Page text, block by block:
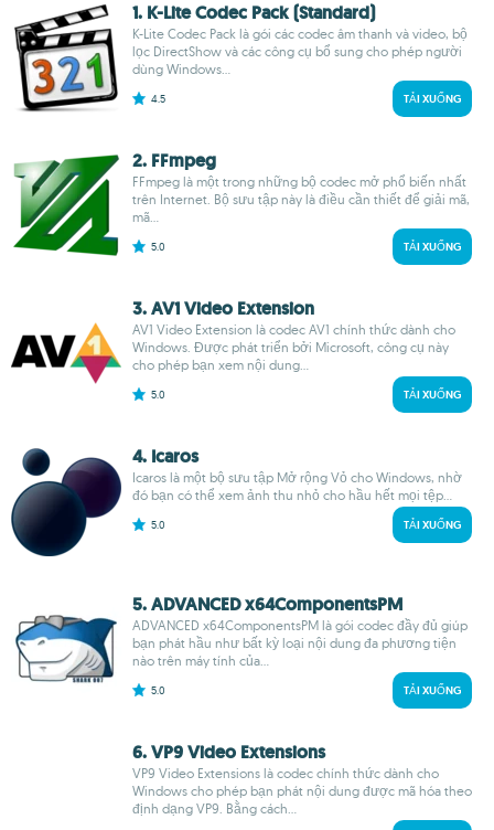
1. K-Lite Codec Pack (Standard)
K-Lite Codec Pack là gói các codec âm thanh và video, bộ
lọc DirectShow và các công cụ bổ sung cho phép người
dùng Windows...
4.5 TẢI XUỐNG
2. FFmpeg
FFmpeg là một trong những bộ codec mở phổ biến nhất
trên Internet. Bộ sưu tập này là điều cần thiết để giải mã,
mã...
5.0 TẢI XUỐNG
3. AV1 Video Extension
AV1 Video Extension là codec AV1 chính thức dành cho
Windows. Được phát triển bởi Microsoft, công cụ này
cho phép bạn xem nội dung...
5.0 TẢI XUỐNG
4. Icaros
Icaros là một bộ sưu tập Mở rộng Vỏ cho Windows, nhờ
đó bạn có thể xem ảnh thu nhỏ cho hầu hết mọi tệp...
5.0 TẢI XUỐNG
5. ADVANCED x64ComponentsPM
ADVANCED x64ComponentsPM là gói codec đầy đủ giúp
bạn phát hầu như bất kỳ loại nội dung đa phương tiện
nào trên máy tính của...
5.0 TẢI XUỐNG
6. VP9 Video Extensions
VP9 Video Extensions là codec chính thức dành cho
Windows cho phép bạn phát nội dung được mã hóa theo
định dạng VP9. Bằng cách...